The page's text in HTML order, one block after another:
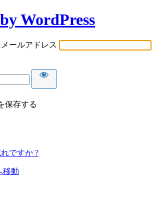
WordPress
ールアドレス
保存する
ですか ?
移動